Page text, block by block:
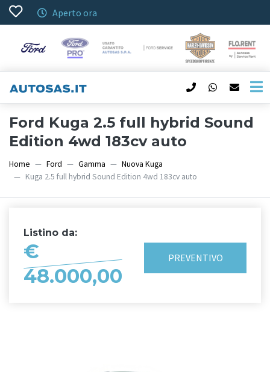
Aperto ora
Ford Kuga 2.5 full hybrid Sound
Edition 4wd 183cv auto
Home Ford Gamma
Nuova Kuga
Kuga 2.5 full hybrid Sound Edition 4wd 183cv auto
Listino da:
€
48.000,00
PREVENTIVO